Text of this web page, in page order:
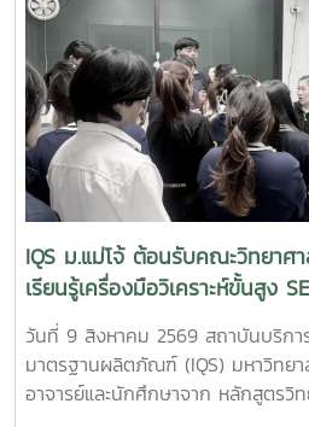
IQS ม.แม่โจ้ ต้อนรับคณะวิทยาศ
เรียนรู้เครื่องมือวิเคราะห์ขั้นสูง
วันที่ 9 สิงหาคม 2569 สถาบันบริก
มาตรฐานผลิตภัณฑ์ (IQS) มหาวิทยา
อาจารย์และนักศึกษาจาก หลักสูตร